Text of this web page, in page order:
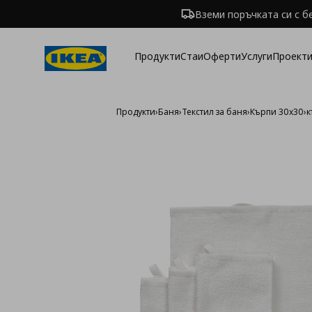
Вземи поръчката си с
ПродуктиСтаиОфертиУслуги
Продукти›Баня›Текстил за баня›Кърпи 30х30›